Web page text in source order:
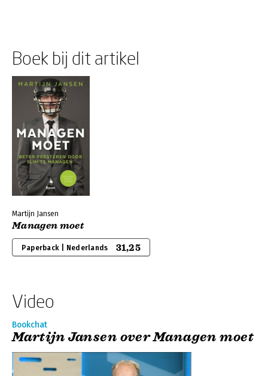
Boek bij dit artikel
Martijn Jansen
Managen moet
Paperback | Nederlands 31,25
Video
Bookchat
Martijn Jansen over Managen moet